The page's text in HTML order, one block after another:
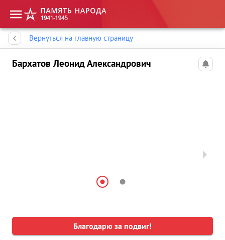
Вернуться на главную страницу
Бархатов Леонид Александрович
Благодарю за подвиг!
Память народа